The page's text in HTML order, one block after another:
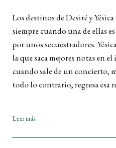
Los destinos de Desiré y
siempre cuando una de ellas
por unos secuestradores.
la que saca mejores notas en
cuando sale de un concierto,
todo lo contrario, regresa esa
Leer más